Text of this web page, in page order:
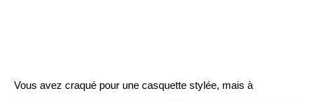
Vous avez craqué pour une casquette stylée, mais à